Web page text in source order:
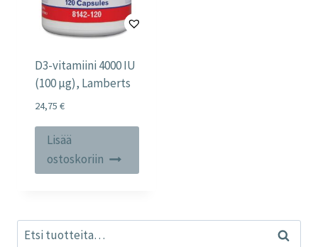
D3-vitamiini 4000 IU
(100 µg), Lamberts
24,75 €
Lisää
ostoskoriin
Etsi: Haku